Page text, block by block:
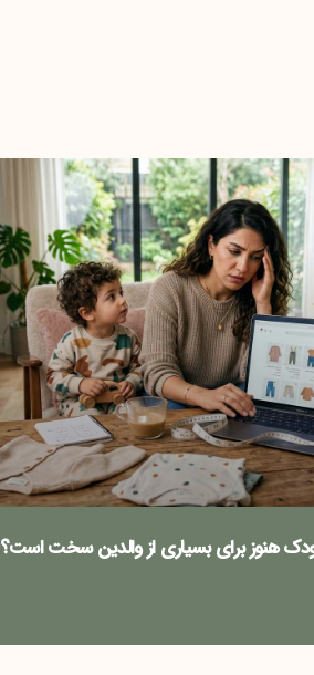
هنوز برای بسیاری از والدین سخت است؟